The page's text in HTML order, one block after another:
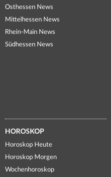
Osthessen News
Mittelhessen News
Rhein-Main News
Südhessen News
HOROSKOP
Horoskop Heute
Horoskop Morgen
Wochenhoroskop